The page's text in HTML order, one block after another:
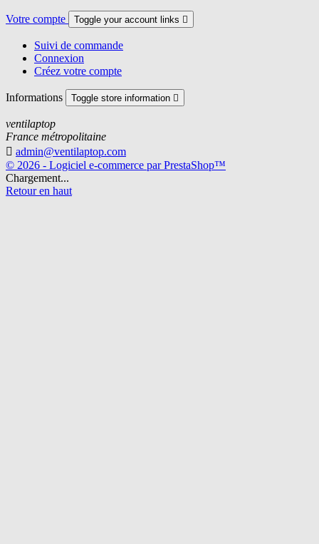
Votre compte Toggle your account links 
Suivi de commande
Connexion
Créez votre compte
Informations Toggle store information 
ventilaptop
France métropolitaine
 admin@ventilaptop.com
© 2026 - Logiciel e-commerce par PrestaShop™
Chargement...
Retour en haut